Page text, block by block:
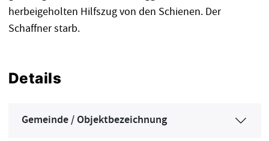
herbeigeholten Hilfszug von den Schienen. Der
Schaffner starb.
Details
Gemeinde / Objektbezeichnung